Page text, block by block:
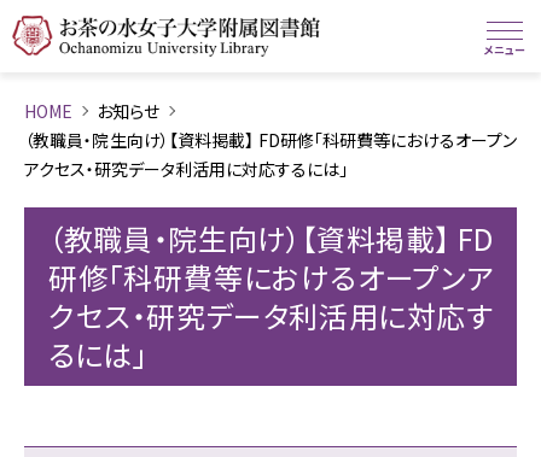
HOME
お知らせ
（教職員・院生向け）【資料掲載】 FD研修「科研費等におけるオープン
アクセス・研究データ利活用に対応するには」
（教職員・院生向け）【資料掲載】 FD
研修「科研費等におけるオープンア
クセス・研究データ利活用に対応す
るには」